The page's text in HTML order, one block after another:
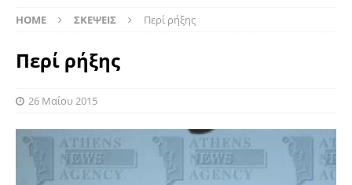
HOME ΣΚΕΨΕΙΣ Περί ρήξης
Περί ρήξης
26 Μαΐου 2015